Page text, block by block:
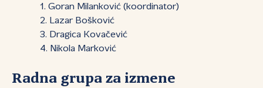
Goran Milanković (koordinator)
Lazar Bošković
Dragica Kovačević
Nikola Marković
Radna grupa za izmene